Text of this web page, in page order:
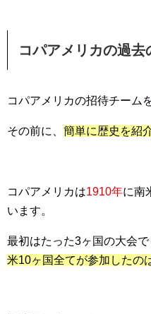
コパアメリカの過去
コパアメリカの招待チーム
その前に、 簡単に歴史を紹
コパアメリカは1910年に南
います。
最初はたった3ヶ国の大会
米10ヶ国全てが参加したの